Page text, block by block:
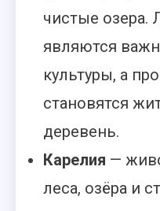
чистые озера.
являются
культуры, а
становятся
деревень.
Карелия —
леса, озёра и